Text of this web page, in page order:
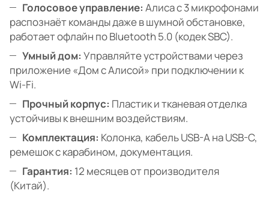
Голосовое управление: Алиса с 3 микрофонами
распознаёт команды даже в шумной обстановке,
работает офлайн по Bluetooth 5.0 (кодек SBC).
Умный дом: Управляйте устройствами через
приложение «Дом с Алисой» при подключении к
Wi-Fi.
Прочный корпус: Пластик и тканевая отделка
устойчивы к внешним воздействиям.
Комплектация: Колонка, кабель USB-A на USB-C,
ремешок с карабином, документация.
Гарантия: 12 месяцев от производителя
(Китай).